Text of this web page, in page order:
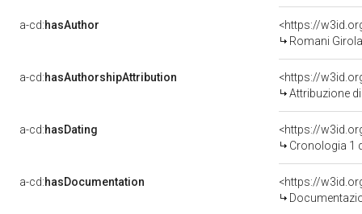
a-cd:hasAuthor
<https://
Romani
a-cd:hasAuthorshipAttribution
<https://
Attribuzione di
a-cd:hasDating
<https://
Cronologia 1
a-cd:hasDocumentation